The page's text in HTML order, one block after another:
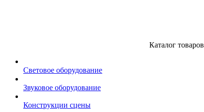
Каталог товаров
Световое оборудование
Звуковое оборудование
Конструкции сцены